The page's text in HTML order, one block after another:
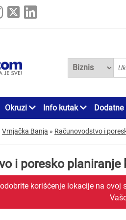
Okruzi Info kutak Dodatne
Vrnjačka Banja » Računovodstvo i
i poresko
korišćenje lokacije na